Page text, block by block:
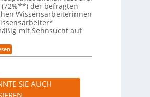
A
g
e
n
t
e
n
e
r
ä
n
d
r
n
e
n
t
e
n
a
l
s
s
t
e
der befragten
Wissensarbeiterinnen
mit Sehnsucht auf
:
W
u
m
s
SIE AUCH